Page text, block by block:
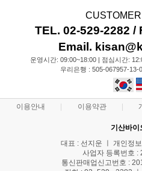
TEL. 02-529-2282 /
Email.
운영시간: 09:00~18:00 | 점심시간:
우리은행 : 505-067957-13-
이용안내 이용약관
기산바이
대표 : 선지운 ㅣ 개인정
사업자 등록번호 :
통신판매업신고번호 :